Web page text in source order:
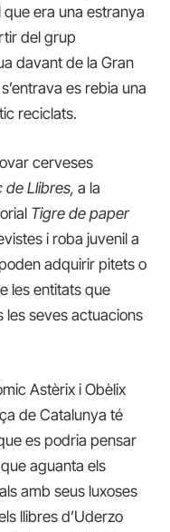
era una estranya
del grup
davant de la Gran
es rebia una
reciclats.
cerveses
de Llibres, a la
Tigre de paper
i roba juvenil a
adquirir pitets o
les entitats que
les seves actuacions
Astèrix i Obèlix
de Catalunya té
es podria pensar
aguanta els
amb seus luxoses
llibres d’Uderzo